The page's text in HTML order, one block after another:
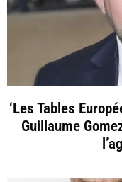
‘Les Tables
Guillaume